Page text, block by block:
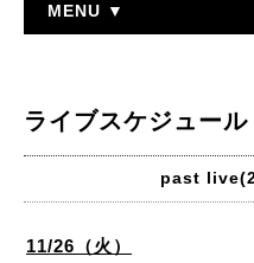
MENU ▼
ライブスケジュール
past
11/26（火）